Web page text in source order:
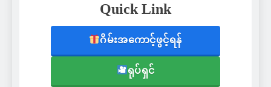
Quick Link
ဂိမ်းအကောင့်ဖွင့်ရန်
ရုပ်ရှင်